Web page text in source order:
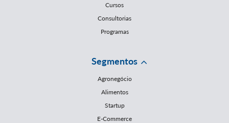
Cursos
Consultorias
Programas
Segmentos
Agronegócio
Alimentos
Startup
E-Commerce